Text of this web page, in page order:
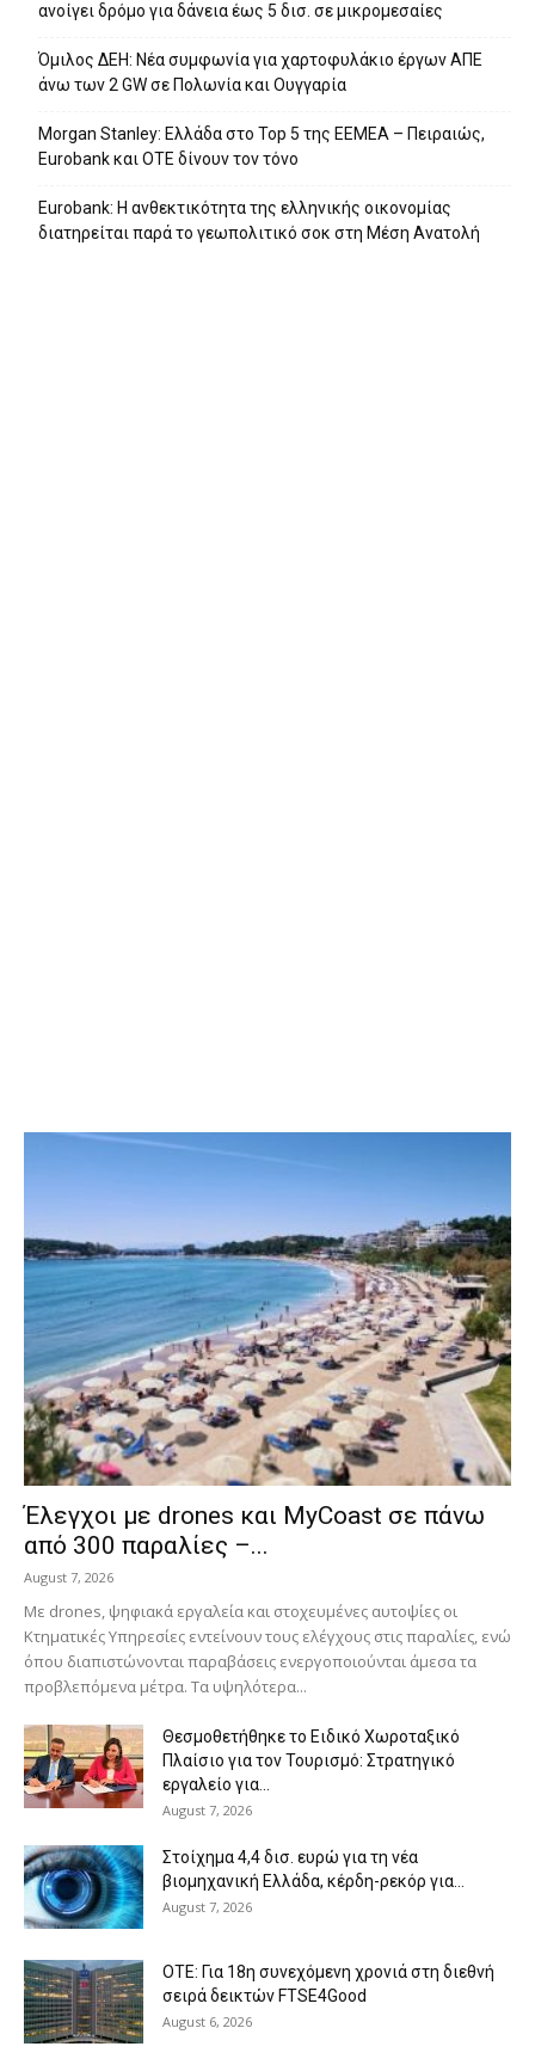
ανοίγει δρόμο για δάνεια έως 5 δισ. σε μικρομεσαίες
Όμιλος ΔΕΗ: Νέα συμφωνία για χαρτοφυλάκιο έργων ΑΠΕ
άνω των 2 GW σε Πολωνία και Ουγγαρία
Morgan Stanley: Ελλάδα στο Top 5 της EEMEA – Πειραιώς,
Eurobank και ΟΤΕ δίνουν τον τόνο
Eurobank: Η ανθεκτικότητα της ελληνικής οικονομίας
διατηρείται παρά το γεωπολιτικό σοκ στη Μέση Ανατολή
Έλεγχοι με drones και MyCoast σε πάνω
από 300 παραλίες –...
August 7, 2026
Με drones, ψηφιακά εργαλεία και στοχευμένες αυτοψίες οι
Κτηματικές Υπηρεσίες εντείνουν τους ελέγχους στις παραλίες, ενώ
όπου διαπιστώνονται παραβάσεις ενεργοποιούνται άμεσα τα
προβλεπόμενα μέτρα. Τα υψηλότερα...
Θεσμοθετήθηκε το Ειδικό Χωροταξικό
Πλαίσιο για τον Τουρισμό: Στρατηγικό
εργαλείο για...
August 7, 2026
Στοίχημα 4,4 δισ. ευρώ για τη νέα
βιομηχανική Ελλάδα, κέρδη-ρεκόρ για...
August 7, 2026
ΟΤΕ: Για 18η συνεχόμενη χρονιά στη διεθνή
σειρά δεικτών FTSE4Good
August 6, 2026